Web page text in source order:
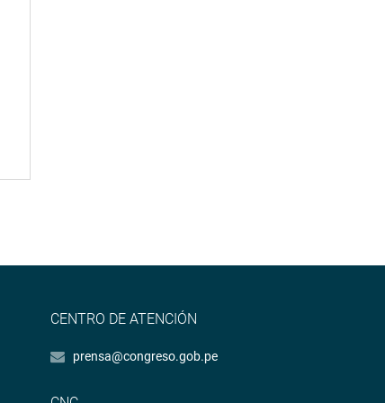
CENTRO DE ATENCIÓN
prensa@congreso.gob.pe